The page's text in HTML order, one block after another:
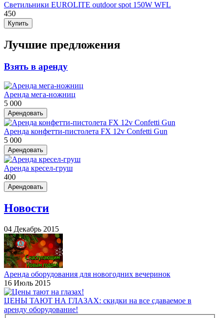
Светильники EUROLITE outdoor spot 150W WFL
450
Купить
Лучшие предложения
Взять в аренду
Аренда мега-ножниц
5 000
Арендовать
Аренда конфетти-пистолета FX 12v Confetti Gun
5 000
Арендовать
Аренда кресел-груш
400
Арендовать
Новости
04 Декабрь 2015
Аренда оборудования для новогодних вечеринок
16 Июль 2015
ЦЕНЫ ТАЮТ НА ГЛАЗАХ: скидки на все сдаваемое в
аренду оборудование!